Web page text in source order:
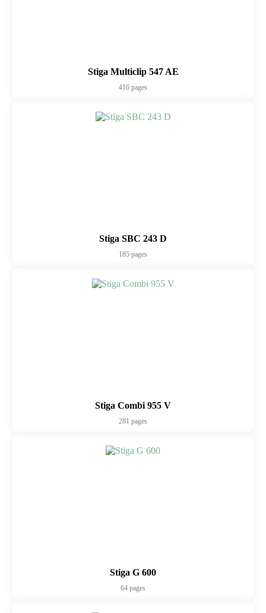
Stiga Multiclip 547 AE
416 pages
Stiga SBC 243 D
185 pages
Stiga Combi 955 V
281 pages
Stiga G 600
64 pages